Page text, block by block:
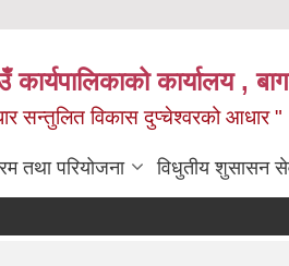
कार्यपालिकाको कार्यालय ,
सन्तुलित विकास दुप्चेश्वरको आधार "
तथा परियोजना विधुतीय शुसासन